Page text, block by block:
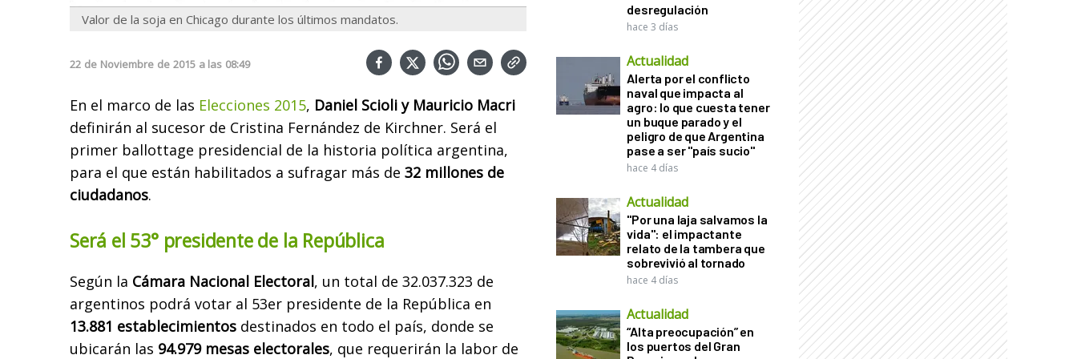
Valor de la soja en Chicago durante los últimos mandatos.
22 de Noviembre de 2015 a las 08:49
En el marco de las Elecciones 2015, Daniel Scioli y Mauricio Macri
definirán al sucesor de Cristina Fernández de Kirchner. Será el
primer ballottage presidencial de la historia política argentina,
para el que están habilitados a sufragar más de 32 millones de
ciudadanos.
Será el 53° presidente de la República
Según la Cámara Nacional Electoral, un total de 32.037.323 de
argentinos podrá votar al 53er presidente de la República en
13.881 establecimientos destinados en todo el país, donde se
ubicarán las 94.979 mesas electorales, que requerirán la labor de
desregulación
hace 3 días
Actualidad
Alerta por el conflicto
naval que impacta al
agro: lo que cuesta tener
un buque parado y el
peligro de que Argentina
pase a ser "país sucio"
hace 4 días
Actualidad
"Por una laja salvamos la
vida": el impactante
relato de la tambera que
sobrevivió al tornado
hace 4 días
Actualidad
“Alta preocupación” en
los puertos del Gran